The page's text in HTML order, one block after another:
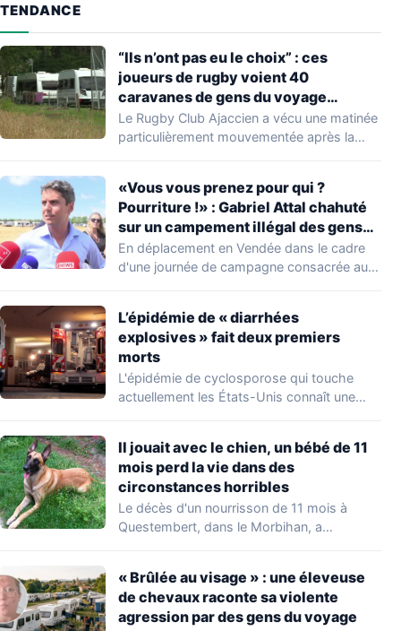
TENDANCE
“Ils n’ont pas eu le choix” : ces
joueurs de rugby voient 40
caravanes de gens du voyage
s’installer dans leur stade, ils les
délogent en moins d’1 heure
Le Rugby Club Ajaccien a vécu une matinée
particulièrement mouvementée après la
«Vous vous prenez pour qui ?
Pourriture !» : Gabriel Attal chahuté
sur un campement illégal des gens
du voyage
En déplacement en Vendée dans le cadre
d'une journée de campagne consacrée aux
L’épidémie de « diarrhées
explosives » fait deux premiers
morts
L'épidémie de cyclosporose qui touche
actuellement les États-Unis connaît une
Il jouait avec le chien, un bébé de 11
mois perd la vie dans des
circonstances horribles
Le décès d'un nourrisson de 11 mois à
Questembert, dans le Morbihan, a
« Brûlée au visage » : une éleveuse
de chevaux raconte sa violente
agression par des gens du voyage